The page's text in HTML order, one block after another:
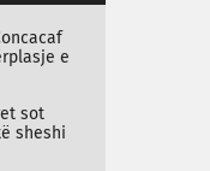
e
sot
sheshi